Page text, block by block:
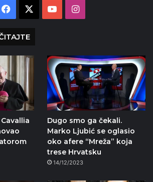
Facebook YouTubeInstagram
Dugo smo ga čekali.
Marko Ljubić se oglasio
oko afere “Mreža” koja
trese Hrvatsku
14/12/2023